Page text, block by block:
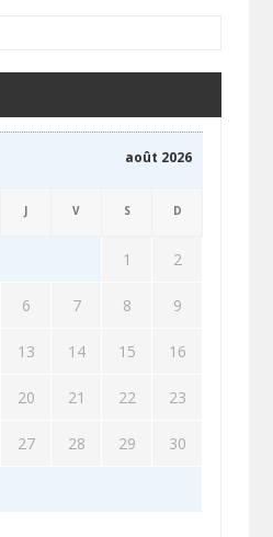
août 2026
J V S D
1 2
6 7 8 9
13 14 15 16
20 21 22 23
27 28 29 30